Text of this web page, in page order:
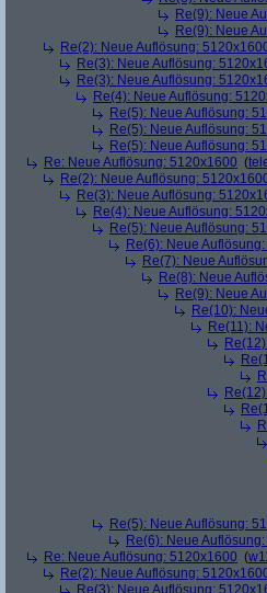
Re(9): Neue
Re(9): Neue
Re(2): Neue Auflösung:
Re(3): Neue Auflösung:
Re(3): Neue Auflösung:
Re(4): Neue Auflösung:
Re(5): Neue Auflösung:
Re(5): Neue Auflösung:
Re(5): Neue Auflösung:
Re: Neue Auflösung: 5120x1600 (
Re(2): Neue Auflösung:
Re(3): Neue Auflösung:
Re(4): Neue Auflösung:
Re(5): Neue Auflösung:
Re(6): Neue
Re(7): Neue
Re(8): Neue
Re(9): Neue
Re(10):
Re(11):
Re(5): Neue Auflösung:
Re(6): Neue
Re: Neue Auflösung: 5120x1600 (
Re(2): Neue Auflösung:
Re(3): Neue Auflösung: